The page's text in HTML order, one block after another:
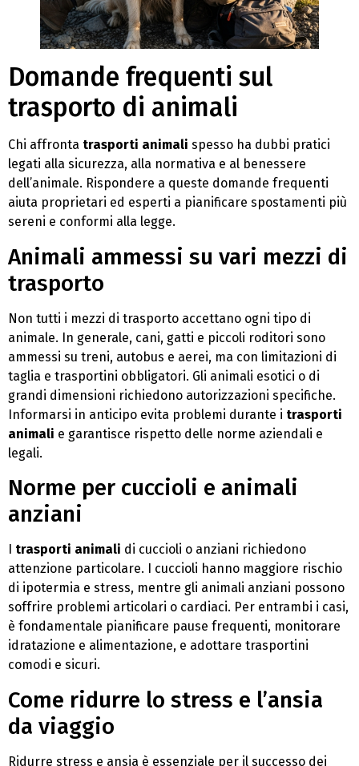
Domande frequenti sul
trasporto di animali
Chi affronta trasporti animali spesso ha dubbi pratici
legati alla sicurezza, alla normativa e al benessere
dell’animale. Rispondere a queste domande frequenti
aiuta proprietari ed esperti a pianificare spostamenti più
sereni e conformi alla legge.
Animali ammessi su vari mezzi di
trasporto
Non tutti i mezzi di trasporto accettano ogni tipo di
animale. In generale, cani, gatti e piccoli roditori sono
ammessi su treni, autobus e aerei, ma con limitazioni di
taglia e trasportini obbligatori. Gli animali esotici o di
grandi dimensioni richiedono autorizzazioni specifiche.
Informarsi in anticipo evita problemi durante i trasporti
animali e garantisce rispetto delle norme aziendali e
legali.
Norme per cuccioli e animali
anziani
I trasporti animali di cuccioli o anziani richiedono
attenzione particolare. I cuccioli hanno maggiore rischio
di ipotermia e stress, mentre gli animali anziani possono
soffrire problemi articolari o cardiaci. Per entrambi i casi,
è fondamentale pianificare pause frequenti, monitorare
idratazione e alimentazione, e adottare trasportini
comodi e sicuri.
Come ridurre lo stress e l’ansia
da viaggio
Ridurre stress e ansia è essenziale per il successo dei